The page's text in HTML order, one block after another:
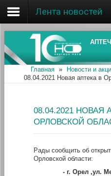
Главная
Об ассоциации
Наши аптеки
Информация
Лента новостей
Главная » Новости и
08.04.2021 Новая аптека в
08.04.2021 НОВАЯ
ОРЛОВСКОЙ
Рады сообщить об
Орловской области:
- г. Орел ,ул.